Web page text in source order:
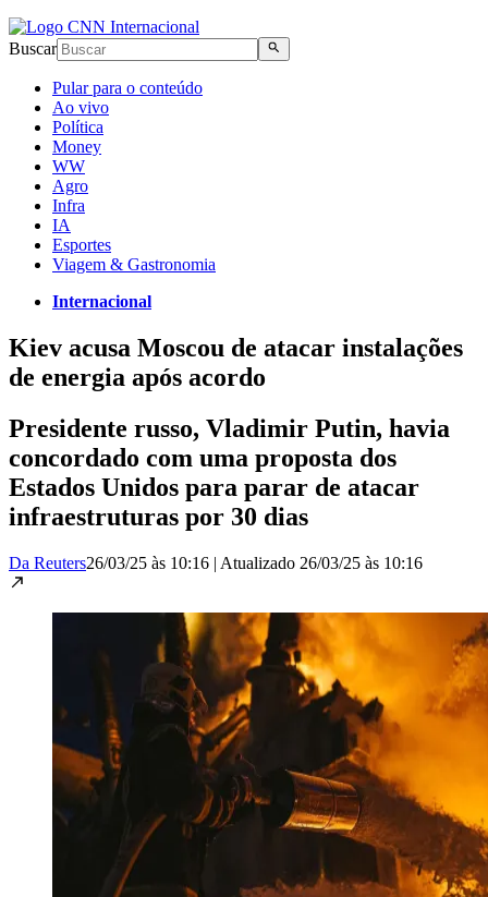
Buscar
Pular para o conteúdo
Ao vivo
Política
Money
WW
Agro
Infra
IA
Esportes
Viagem & Gastronomia
Internacional
Kiev acusa Moscou de atacar instalações
de energia após acordo
Presidente russo, Vladimir Putin, havia
concordado com uma proposta dos
Estados Unidos para parar de atacar
infraestruturas por 30 dias
Da Reuters26/03/25 às 10:16 | Atualizado 26/03/25 às 10:16